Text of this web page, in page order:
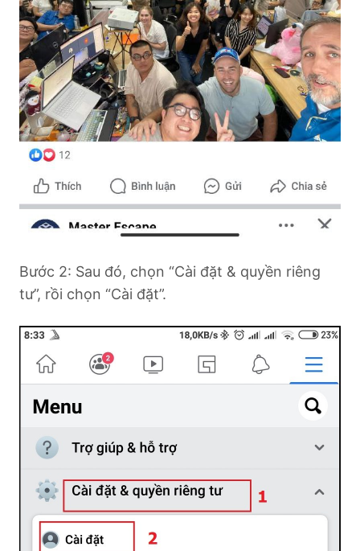
Bước 2: Sau đó, chọn “Cài đặt & quyền riêng
tư”, rồi chọn “Cài đặt”.